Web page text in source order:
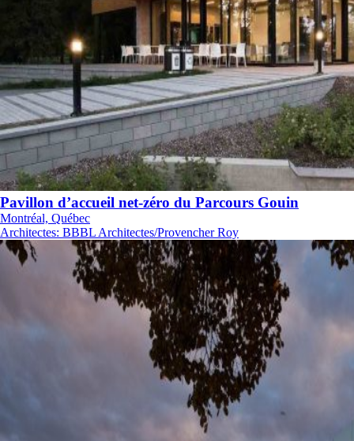
Pavillon d’accueil net-zéro du Parcours Gouin
Montréal, Québec
Architectes: BBBL Architectes/Provencher Roy